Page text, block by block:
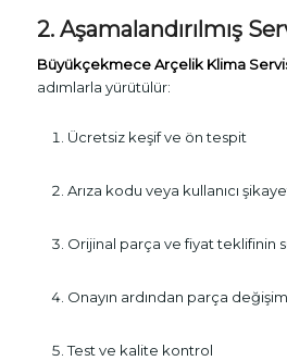
2. Aşamalandırılmış
Büyükçekmece Arçelik Klima
adımlarla yürütülür:
Ücretsiz keşif ve ön tespit
Arıza kodu veya kullanıcı
Orijinal parça ve fiyat teklifinin
Onayın ardından parça
Test ve kalite kontrol